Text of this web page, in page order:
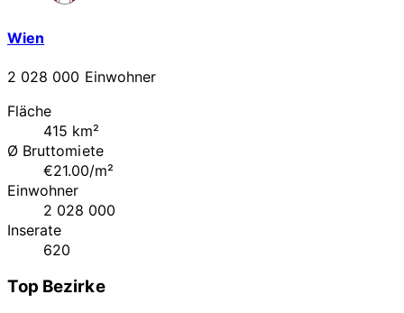
Wien
2 028 000 Einwohner
Fläche
415 km²
Ø Bruttomiete
€21.00/m²
Einwohner
2 028 000
Inserate
620
Top Bezirke